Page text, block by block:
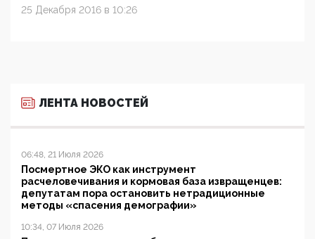
25 Декабря 2016 в 10:26
ЛЕНТА НОВОСТЕЙ
06:48, 21 Июля 2026
Посмертное ЭКО как инструмент
расчеловечивания и кормовая база извращенцев:
депутатам пора остановить нетрадиционные
методы «спасения демографии»
10:34, 07 Июля 2026